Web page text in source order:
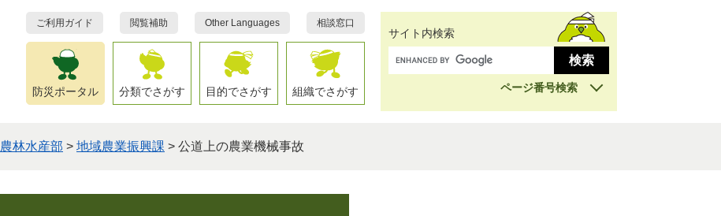
ご利用ガイド 閲覧補助 Other Languages 相談窓口
防災ポータル 分類でさがす 目的でさがす 組織でさがす
サイト内検索
ページ番号検索
農林水産部 > 地域農業振興課 > 公道上の農業機械事故